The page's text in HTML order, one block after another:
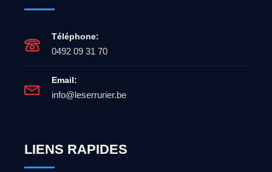
Téléphone:
0492 09 31 70
Email:
info@leserrurier.be
LIENS RAPIDES